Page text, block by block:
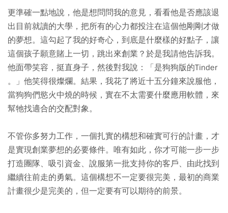
更準確一點地說，他是想問問我的意見，看看他是否應該退
出目前就讀的大學，把所有的心力都投注在這個他剛剛才做
的夢想。這勾起了我的好奇心，到底是什麼樣的好點子，讓
這個孩子願意賭上一切，跳出來創業？於是我請他告訴我。
他面帶笑容，挺直身子，然後對我說：「是狗狗版的Tinder
。」他笑得很燦爛。結果，我花了將近十五分鐘來說服他，
當狗狗們慾火中燒的時候，實在不太需要什麼應用軟體，來
幫牠找適合的交配對象。
不管你多努力工作，一個扎實的構想和確實可行的計畫，才
是實現創業夢想的必要條件。唯有如此，你才可能一步一步
打造團隊、吸引資金、說服第一批支持你的客戶、由此找到
繼續往前走的勇氣。這個構想不一定要很完美，最初的商業
計畫很少是完美的，但一定要有可以期待的前景。